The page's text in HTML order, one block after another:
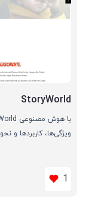
StoryWorld
ویژگی‌ها، کاربردها و
1